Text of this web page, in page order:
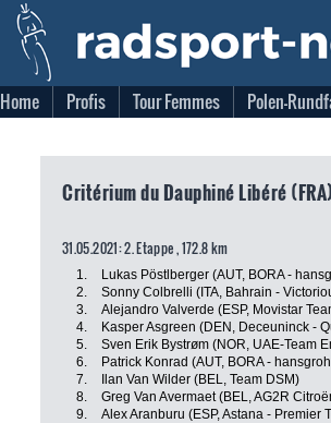
Home Profis Tour Femmes Polen-
Critérium du Dauphiné Libéré
31.05.2021: 2. Etappe , 172.8 km
1. Lukas Pöstlberger (AUT, BORA -
2.
Sonny Colbrelli (ITA, Bahrain -
3.
Alejandro Valverde (ESP, Movistar
4.
Kasper Asgreen (DEN, Deceuninck -
5.
Sven Erik Bystrøm (NOR, UAE-Team
6.
Patrick Konrad (AUT, BORA -
7.
Ilan Van Wilder (BEL, Team DSM)
8.
Greg Van Avermaet (BEL, AG2R
9.
Alex Aranburu (ESP, Astana - Premier